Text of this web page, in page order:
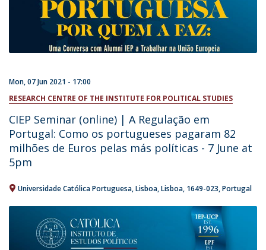
Mon, 07 Jun 2021 - 17:00
RESEARCH CENTRE OF THE INSTITUTE FOR POLITICAL STUDIES
CIEP Seminar (online) | A Regulação em
Portugal: Como os portugueses pagaram 82
milhões de Euros pelas más políticas - 7 June at
5pm
Universidade Católica Portuguesa Lisboa Lisboa 1649-023 Portugal